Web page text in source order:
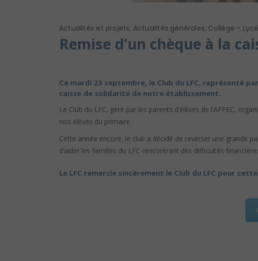
Actualités et projets, Actualités générales, Collège -
Remise d’un chèque à la
Ce mardi 23 septembre, le Club du LFC, représenté
caisse de solidarité de notre établissement.
Le Club du LFC, géré par les parents d’élèves de l’AFPEC,
nos élèves du primaire.
Cette année encore, le club a décidé de reverser une grande
d’aider les familles du LFC rencontrant des difficultés
Le LFC remercie sincèrement le Club du LFC pour